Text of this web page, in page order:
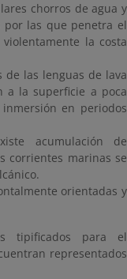
chorros de agua y
por las que penetra el
la costa
de las lenguas de lava
a la superficie a poca
en periodos
acumulación de
corrientes marinas se
orientadas y
tipificados para el
representados